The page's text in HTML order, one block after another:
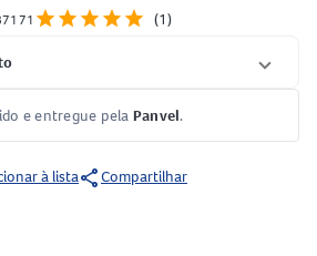
starstarstarstarstar (1)
e entregue pela Panvel.
à listashareCompartilhar